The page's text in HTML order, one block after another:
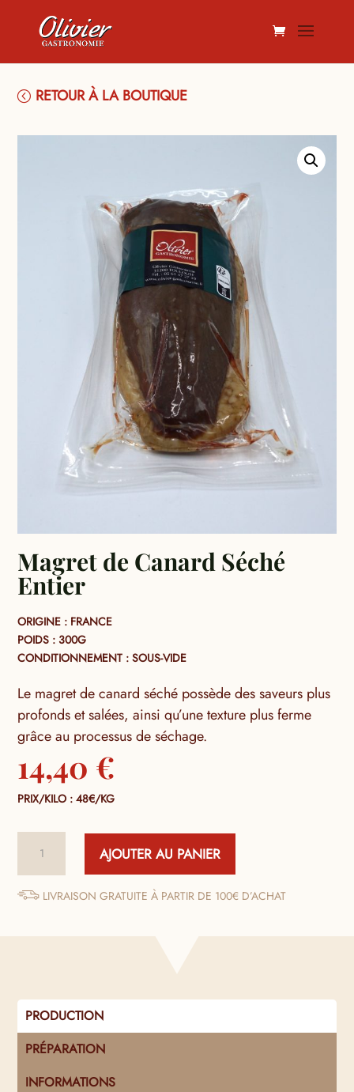
RETOUR À LA BOUTIQUE
Magret de Canard Séché
Entier
ORIGINE : FRANCE
POIDS : 300G
CONDITIONNEMENT : SOUS-VIDE
Le magret de canard séché possède des saveurs plus
profonds et salées, ainsi qu’une texture plus ferme
grâce au processus de séchage.
14,40 €
PRIX/KILO : 48€/KG
Magret
de
AJOUTER AU PANIER
LIVRAISON GRATUITE À PARTIR DE 100€ D’ACHAT
PRODUCTION
PRÉPARATION
INFORMATIONS